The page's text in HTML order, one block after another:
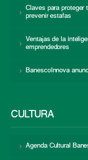
Claves para proteger
prevenir estafas
Ventajas de la
emprendedores
BanescoInnova
CULTURA
Agenda Cultural